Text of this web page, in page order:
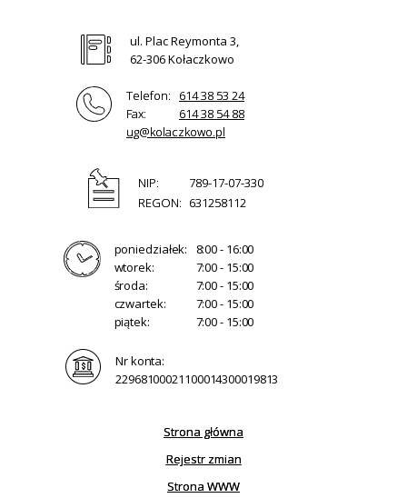
ul. Plac Reymonta 3,
62-306 Kołaczkowo
Telefon:
614 38 53 24
Fax:
614 38 54 88
ug@kolaczkowo.pl
NIP:
789-17-07-330
REGON: 631258112
poniedziałek:
8:00 - 16:00
wtorek:
7:00 - 15:00
środa:
7:00 - 15:00
czwartek:
7:00 - 15:00
piątek:
7:00 - 15:00
Nr konta:
22968100021100014300019813
Strona główna
Rejestr zmian
Strona WWW